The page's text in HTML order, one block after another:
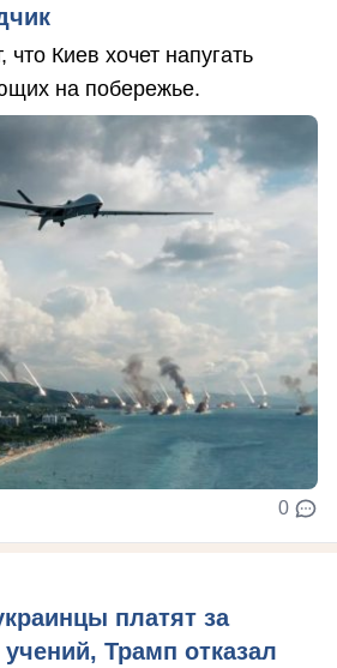
Киев хочет напугать
на побережье.
0
платят за
Трамп отказал